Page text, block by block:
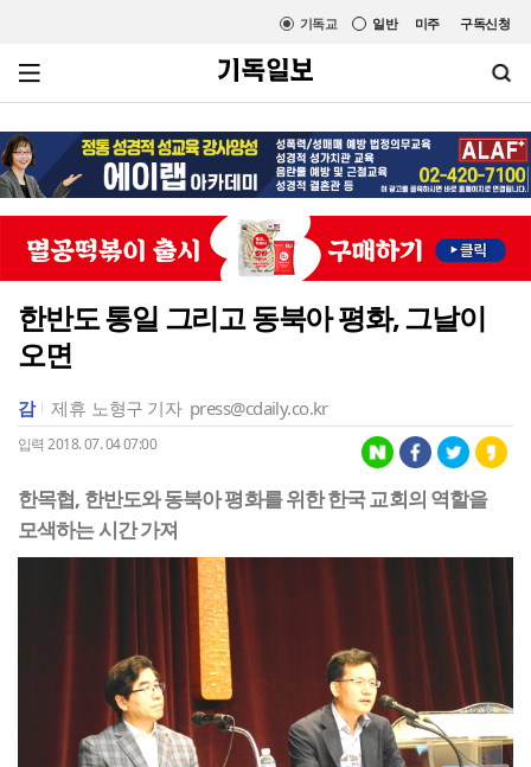
미주 구독신청
일반
기독교
한반도 통일 그리고 동북아 평화, 그날이
오면
감 제휴 노형구 기자 press@cdaily.co.kr
입력 2018. 07. 04 07:00
한목협, 한반도와 동북아 평화를 위한 한국 교회의 역할을
모색하는 시간 가져